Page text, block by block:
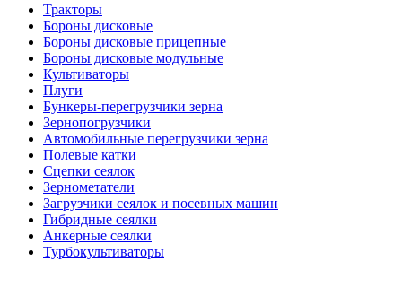
Тракторы
Бороны дисковые
Бороны дисковые прицепные
Бороны дисковые модульные
Культиваторы
Плуги
Бункеры-перегрузчики зерна
Зернопогрузчики
Автомобильные перегрузчики зерна
Полевые катки
Сцепки сеялок
Зернометатели
Загрузчики сеялок и посевных машин
Гибридные сеялки
Анкерные сеялки
Турбокультиваторы